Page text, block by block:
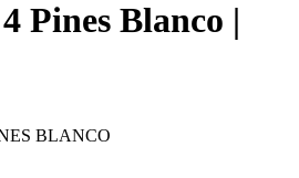
Pines Blanco |
BLANCO